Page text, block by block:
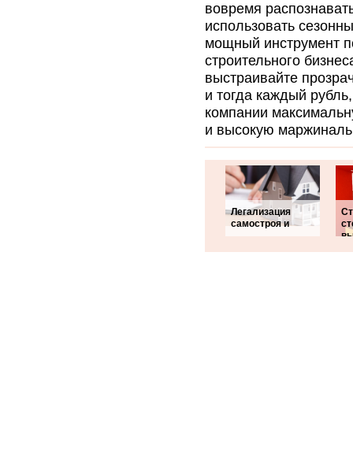
вовремя
использовать
мощный инструмент
строительного
выстраивайте
и тогда каждый
компании
и высокую
Легализация
самостроя и